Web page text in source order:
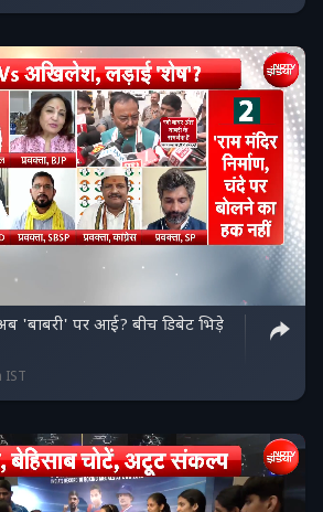
'बाबरी' पर आई? बीच डिबेट भिड़े
IST